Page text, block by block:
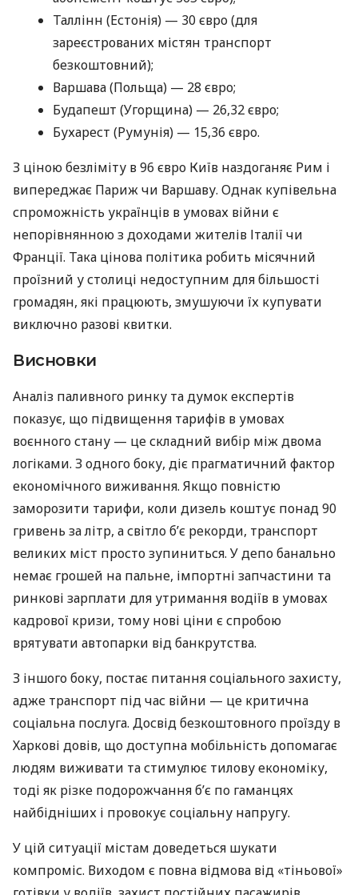
Таллінн (Естонія) — 30 євро (для
зареєстрованих містян транспорт
безкоштовний);
Варшава (Польща) — 28 євро;
Будапешт (Угорщина) — 26,32 євро;
Бухарест (Румунія) — 15,36 євро.
З ціною безліміту в 96 євро Київ наздоганяє Рим і
випереджає Париж чи Варшаву. Однак купівельна
спроможність українців в умовах війни є
непорівнянною з доходами жителів Італії чи
Франції. Така цінова політика робить місячний
проїзний у столиці недоступним для більшості
громадян, які працюють, змушуючи їх купувати
виключно разові квитки.
Висновки
Аналіз паливного ринку та думок експертів
показує, що підвищення тарифів в умовах
воєнного стану — це складний вибір між двома
логіками. З одного боку, діє прагматичний фактор
економічного виживання. Якщо повністю
заморозити тарифи, коли дизель коштує понад 90
гривень за літр, а світло б’є рекорди, транспорт
великих міст просто зупиниться. У депо банально
немає грошей на пальне, імпортні запчастини та
ринкові зарплати для утримання водіїв в умовах
кадрової кризи, тому нові ціни є спробою
врятувати автопарки від банкрутства.
З іншого боку, постає питання соціального захисту,
адже транспорт під час війни — це критична
соціальна послуга. Досвід безкоштовного проїзду в
Харкові довів, що доступна мобільність допомагає
людям виживати та стимулює тилову економіку,
тоді як різке подорожчання б’є по гаманцях
найбідніших і провокує соціальну напругу.
У цій ситуації містам доведеться шукати
компроміс. Виходом є повна відмова від «тіньової»